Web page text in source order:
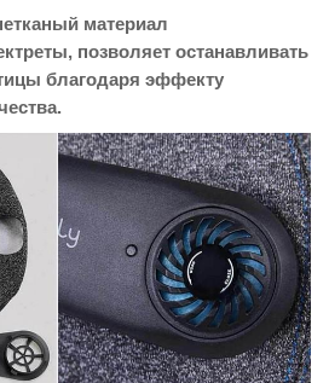
материал
позволяет останавливать
благодаря эффекту